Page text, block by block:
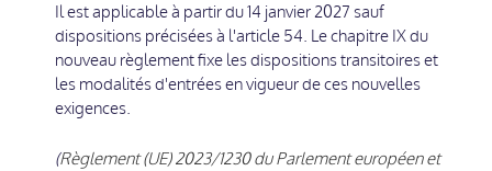
Il est applicable à partir du 14 janvier 2027 sauf
dispositions précisées à l'article 54. Le chapitre IX du
nouveau règlement fixe les dispositions transitoires et
les modalités d'entrées en vigueur de ces nouvelles
exigences.
(Règlement (UE) 2023/1230 du Parlement européen et